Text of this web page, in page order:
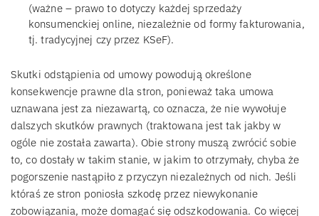
(ważne – prawo to dotyczy każdej sprzedaży
konsumenckiej online, niezależnie od formy fakturowania,
tj. tradycyjnej czy przez KSeF).
Skutki odstąpienia od umowy powodują określone
konsekwencje prawne dla stron, ponieważ taka umowa
uznawana jest za niezawartą, co oznacza, że nie wywołuje
dalszych skutków prawnych (traktowana jest tak jakby w
ogóle nie została zawarta). Obie strony muszą zwrócić sobie
to, co dostały w takim stanie, w jakim to otrzymały, chyba że
pogorszenie nastąpiło z przyczyn niezależnych od nich. Jeśli
któraś ze stron poniosła szkodę przez niewykonanie
zobowiązania, może domagać się odszkodowania. Co więcej